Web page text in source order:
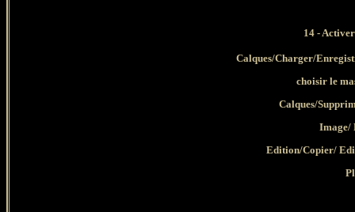
14 -
Calques/Charger/
choisir le
Calques/
Image/
Edition/Copier/